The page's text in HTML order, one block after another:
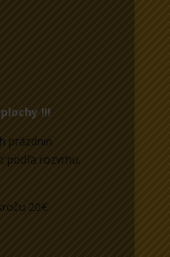
!!!
prázdnin
podľa rozvrhu.
20€